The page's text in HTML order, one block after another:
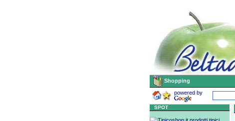
Shopping
powered by
SPOT